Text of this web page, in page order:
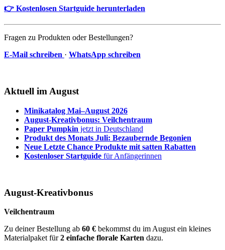
👉 Kostenlosen Startguide herunterladen
Fragen zu Produkten oder Bestellungen?
E-Mail schreiben · WhatsApp schreiben
Aktuell im August
Minikatalog Mai–August 2026
August-Kreativbonus: Veilchentraum
Paper Pumpkin jetzt in Deutschland
Produkt des Monats Juli: Bezaubernde Begonien
Neue Letzte Chance Produkte mit satten Rabatten
Kostenloser Startguide für Anfängerinnen
August-Kreativbonus
Veilchentraum
Zu deiner Bestellung ab 60 € bekommst du im August ein kleines
Materialpaket für2 einfache florale Karten dazu.